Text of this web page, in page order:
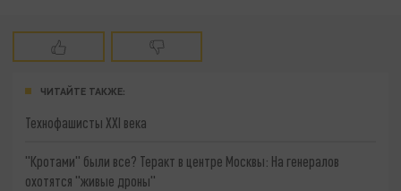
ЧИТАЙТЕ ТАКЖЕ:
Технофашисты XXI века
"Кротами" были все? Теракт в центре Москвы: На генералов
охотятся "живые дроны"